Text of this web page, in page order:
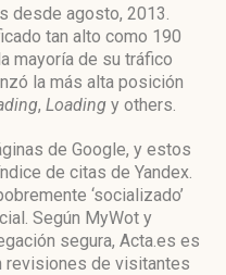
desde agosto, 2013.
tan alto como 190
mayoría de su tráfico
la más alta posición
, Loading y others.
de Google, y estos
de citas de Yandex.
‘socializado’
Según MyWot y
segura, Acta.es es
revisiones de visitantes